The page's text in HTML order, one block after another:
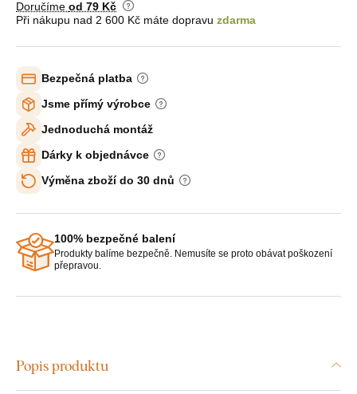
Doručíme od 79 Kč
Při nákupu nad 2 600 Kč máte dopravu zdarma
Bezpečná platba
Jsme přímý výrobce
Jednoduchá montáž
Dárky k objednávce
Výměna zboží do 30 dnů
100% bezpečné balení
Produkty balíme bezpečně. Nemusíte se proto obávat poškození
přepravou.
Popis produktu